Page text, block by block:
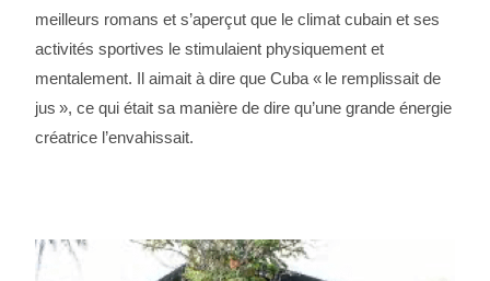
meilleurs romans et s’aperçut que le climat cubain et ses
activités sportives le stimulaient physiquement et
mentalement. Il aimait à dire que Cuba « le remplissait de
jus », ce qui était sa manière de dire qu’une grande énergie
créatrice l’envahissait.